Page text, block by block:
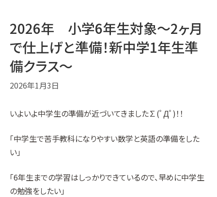
2026年 小学6年生対象〜2ヶ月
で仕上げと準備！新中学1年生準
備クラス〜
2026年1月3日
いよいよ中学生の準備が近づいてきました∑(ﾟДﾟ)！！
「中学生で苦手教科になりやすい数学と英語の準備をした
い」
「6年生までの学習はしっかりできているので、早めに中学生
の勉強をしたい」